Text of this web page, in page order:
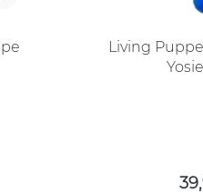
Living